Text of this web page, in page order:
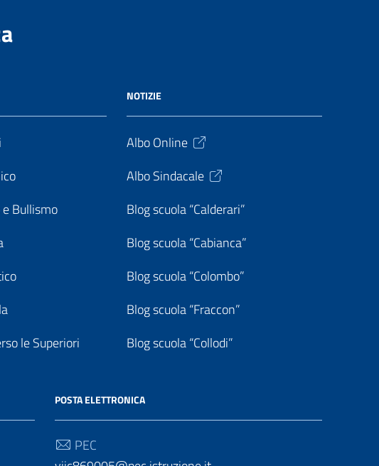
Bullismo
le Superiori
NOTIZIE
Albo Online
Albo Sindacale
Blog scuola “Calderari”
Blog scuola “Cabianca”
Blog scuola “Colombo”
Blog scuola “Fraccon”
Blog scuola “Collodi”
POSTA ELETTRONICA
PEC